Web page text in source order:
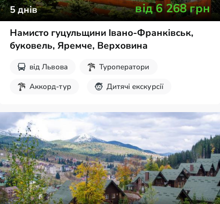
5днів від6 268грн
Намисто гуцульщини Івано-Франківськ,
буковель, Яремче, Верховина
від Львова
Туроператори
Аккорд-тур
Дитячі екскурсії